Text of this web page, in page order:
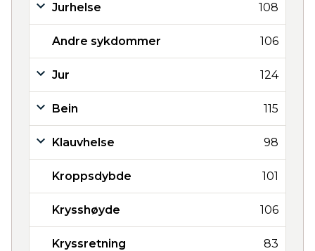
Jurhelse 108
Andre sykdommer 106
Jur 124
Bein 115
Klauvhelse 98
Kroppsdybde 101
Krysshøyde 106
Kryssretning 83